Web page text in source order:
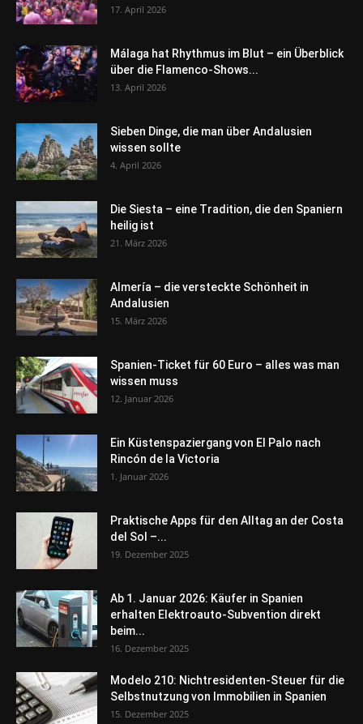
17. April 2026
Málaga hat Rhythmus im Blut – ein Überblick
über die Flamenco-Shows...
13. April 2026
Sieben Dinge, die man über Andalusien
wissen sollte
4. April 2026
Die Siesta – eine Tradition, die den Spaniern
heilig ist
21. März 2026
Almería – die versteckte Schönheit in
Andalusien
15. März 2026
Spanien-Ticket für 60 Euro – alles was man
wissen muss
12. Januar 2026
Ein Küstenspaziergang von El Palo nach
Rincón de la Victoria
1. Januar 2026
Praktische Apps für den Alltag an der Costa
del Sol –...
19. Dezember 2025
Ab 1. Januar 2026: Käufer in Spanien
erhalten Elektroauto-Subvention direkt
beim...
16. Dezember 2025
Modelo 210: Nichtresidenten-Steuer für die
Selbstnutzung von Immobilien in Spanien
15. Dezember 2025